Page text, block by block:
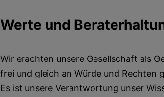
Werte und
Wir erachten unsere Gesellschaft als
frei und gleich an Würde und Rechten
Es ist unsere Verantwortung unser